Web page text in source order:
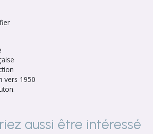
vers 1950
aussi être intéressé